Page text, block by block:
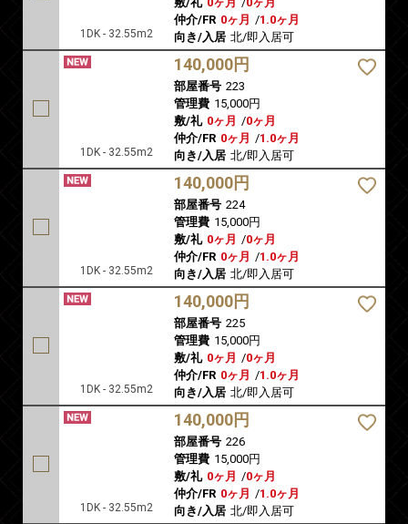
1DK - 32.55m2
仲介/FR 0ヶ月 /1.0ヶ月
向き/入居 北/即入居可
1DK - 32.55m2
140,000円
部屋番号 223
管理費 15,000円
敷/礼 0ヶ月 /0ヶ月
仲介/FR 0ヶ月 /1.0ヶ月
向き/入居 北/即入居可
1DK - 32.55m2
140,000円
部屋番号 224
管理費 15,000円
敷/礼 0ヶ月 /0ヶ月
仲介/FR 0ヶ月 /1.0ヶ月
向き/入居 北/即入居可
1DK - 32.55m2
140,000円
部屋番号 225
管理費 15,000円
敷/礼 0ヶ月 /0ヶ月
仲介/FR 0ヶ月 /1.0ヶ月
向き/入居 北/即入居可
1DK - 32.55m2
140,000円
部屋番号 226
管理費 15,000円
敷/礼 0ヶ月 /0ヶ月
仲介/FR 0ヶ月 /1.0ヶ月
向き/入居 北/即入居可